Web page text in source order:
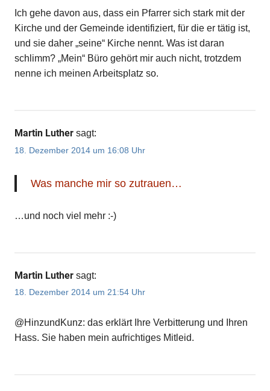
Ich gehe davon aus, dass ein Pfarrer sich stark mit der
Kirche und der Gemeinde identifiziert, für die er tätig ist,
und sie daher „seine“ Kirche nennt. Was ist daran
schlimm? „Mein“ Büro gehört mir auch nicht, trotzdem
nenne ich meinen Arbeitsplatz so.
Martin Luther sagt:
18. Dezember 2014 um 16:08 Uhr
Was manche mir so zutrauen…
…und noch viel mehr :-)
Martin Luther sagt:
18. Dezember 2014 um 21:54 Uhr
@HinzundKunz: das erklärt Ihre Verbitterung und Ihren
Hass. Sie haben mein aufrichtiges Mitleid.